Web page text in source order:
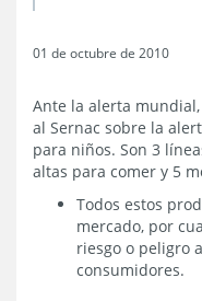
01 de octubre de 2010
Ante la alerta
al Sernac sobre la
para niños. Son 3
altas para comer y 5
Todos estos
mercado, por
riesgo o peligro
consumidores.